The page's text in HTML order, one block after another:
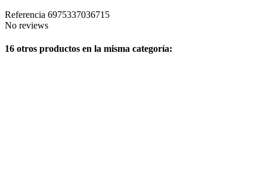
Referencia 6975337036715
No reviews
16 otros productos en la misma categoría: